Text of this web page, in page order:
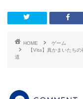
HOME
ゲーム
【Vita】真かまいたち
道